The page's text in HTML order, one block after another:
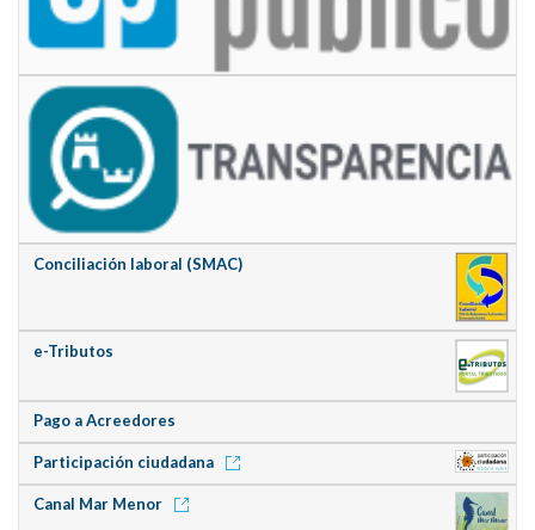
Conciliación laboral (SMAC)
e-Tributos
Pago a Acreedores
Participación ciudadana
Canal Mar Menor